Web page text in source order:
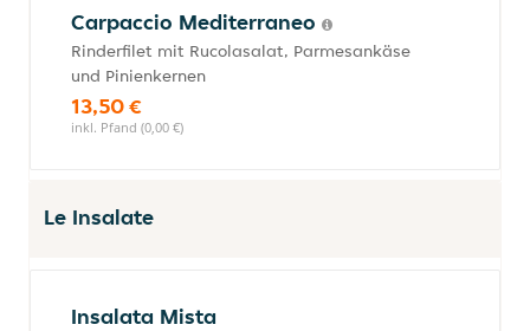
Carpaccio Mediterraneo
Rinderfilet mit Rucolasalat, Parmesankäse
und Pinienkernen
13,50 €
inkl. Pfand (0,00 €)
Le Insalate
Insalata Mista